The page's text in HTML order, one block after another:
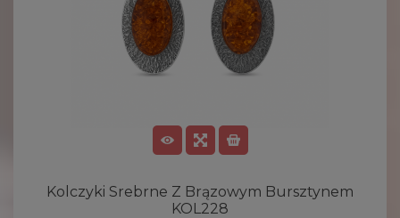
Kolczyki Srebrne Z Brązowym Bursztynem
KOL228